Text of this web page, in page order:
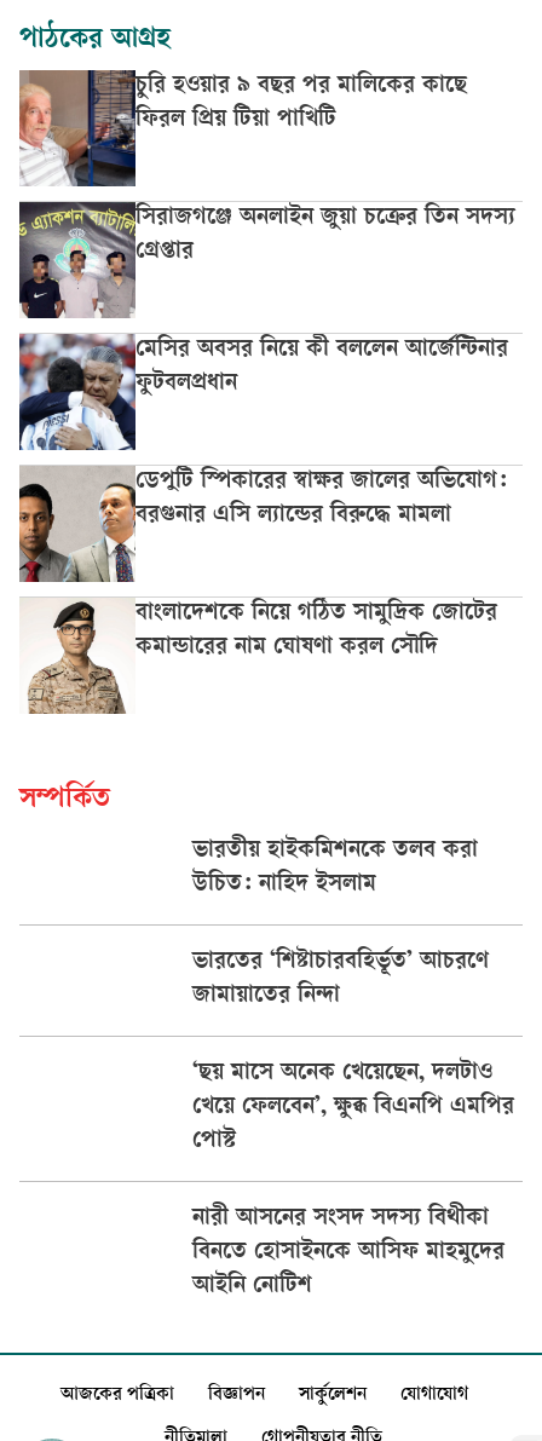
পাঠকের আগ্রহ
চুরি হওয়ার ৯ বছর পর মালিকের কাছে
ফিরল প্রিয় টিয়া পাখিটি
সিরাজগঞ্জে অনলাইন জুয়া চক্রের তিন সদস্য
গ্রেপ্তার
মেসির অবসর নিয়ে কী বললেন আর্জেন্টিনার
ফুটবলপ্রধান
ডেপুটি স্পিকারের স্বাক্ষর জালের অভিযোগ:
বরগুনার এসি ল্যান্ডের বিরুদ্ধে মামলা
বাংলাদেশকে নিয়ে গঠিত সামুদ্রিক জোটের
কমান্ডারের নাম ঘোষণা করল সৌদি
সম্পর্কিত
ভারতীয় হাইকমিশনকে তলব করা
উচিত: নাহিদ ইসলাম
ভারতের ‘শিষ্টাচারবহির্ভূত’ আচরণে
জামায়াতের নিন্দা
‘ছয় মাসে অনেক খেয়েছেন, দলটাও
খেয়ে ফেলবেন’, ক্ষুব্ধ বিএনপি এমপির
পোস্ট
নারী আসনের সংসদ সদস্য বিথীকা
বিনতে হোসাইনকে আসিফ মাহমুদের
আইনি নোটিশ
আজকের পত্রিকা বিজ্ঞাপন সার্কুলেশন যোগাযোগ